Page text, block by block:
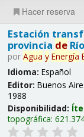
Hacer reserva
Estación
provincia de
por Agua y Energía
Idioma: Español
Editor: Buenos
1988
Disponibilidad:
topográfica: